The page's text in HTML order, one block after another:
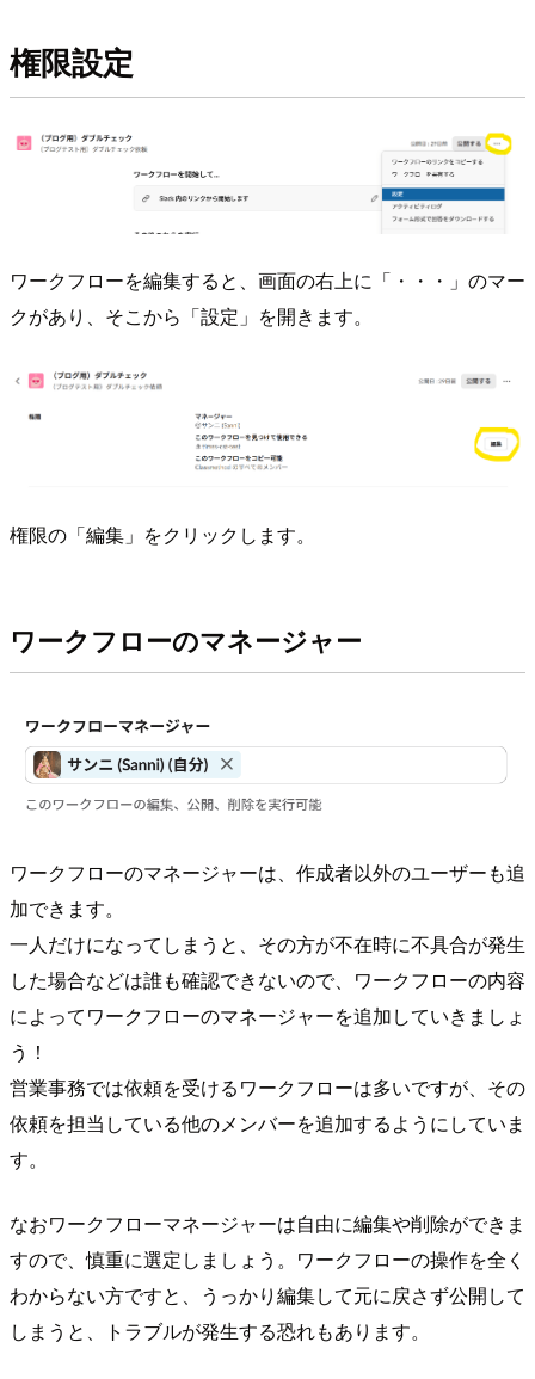
権限設定
ワークフローを編集すると、画面の右上に「・・・」のマー
クがあり、そこから「設定」を開きます。
権限の「編集」をクリックします。
ワークフローのマネージャー
ワークフローのマネージャーは、作成者以外のユーザーも追
加できます。
一人だけになってしまうと、その方が不在時に不具合が発生
した場合などは誰も確認できないので、ワークフローの内容
によってワークフローのマネージャーを追加していきましょ
う！
営業事務では依頼を受けるワークフローは多いですが、その
依頼を担当している他のメンバーを追加するようにしていま
す。
なおワークフローマネージャーは自由に編集や削除ができま
すので、慎重に選定しましょう。ワークフローの操作を全く
わからない方ですと、うっかり編集して元に戻さず公開して
しまうと、トラブルが発生する恐れもあります。